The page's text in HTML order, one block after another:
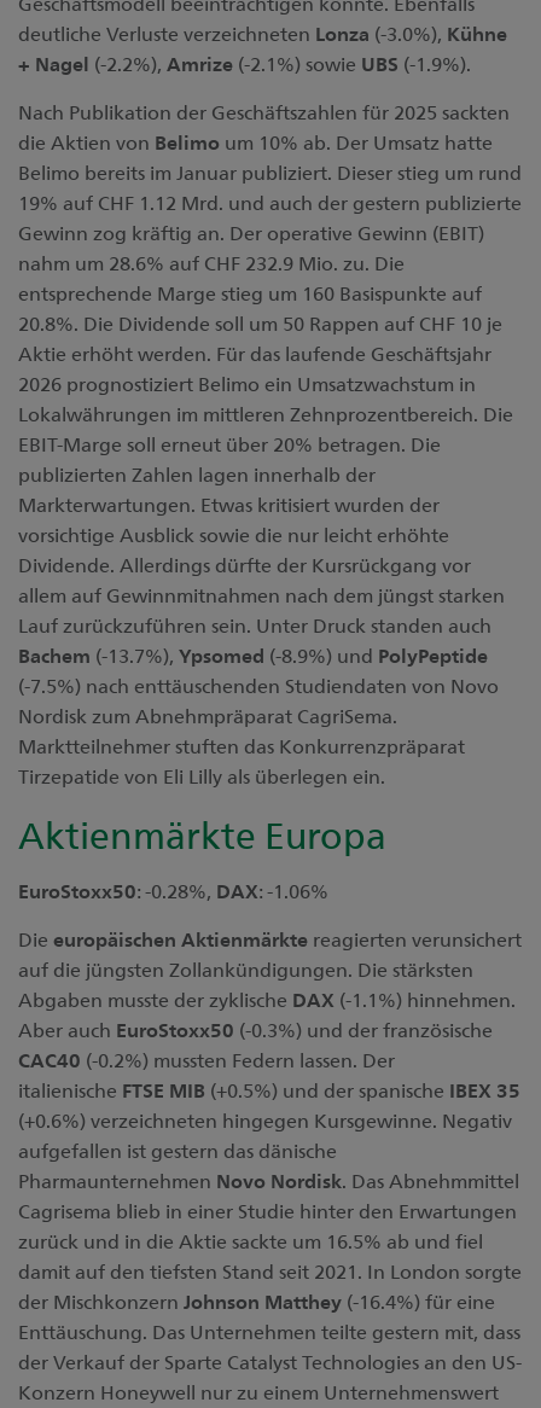
deutliche Verluste verzeichneten Lonza (-3.0%), Kühne
+ Nagel (-2.2%), Amrize (-2.1%) sowie UBS (-1.9%).
Nach Publikation der Geschäftszahlen für 2025 sackten
die Aktien von Belimo um 10% ab. Der Umsatz hatte
Belimo bereits im Januar publiziert. Dieser stieg um rund
19% auf CHF 1.12 Mrd. und auch der gestern publizierte
Gewinn zog kräftig an. Der operative Gewinn (EBIT)
nahm um 28.6% auf CHF 232.9 Mio. zu. Die
entsprechende Marge stieg um 160 Basispunkte auf
20.8%. Die Dividende soll um 50 Rappen auf CHF 10 je
Aktie erhöht werden. Für das laufende Geschäftsjahr
2026 prognostiziert Belimo ein Umsatzwachstum in
Lokalwährungen im mittleren Zehnprozentbereich. Die
EBIT-Marge soll erneut über 20% betragen. Die
publizierten Zahlen lagen innerhalb der
Markterwartungen. Etwas kritisiert wurden der
vorsichtige Ausblick sowie die nur leicht erhöhte
Dividende. Allerdings dürfte der Kursrückgang vor
allem auf Gewinnmitnahmen nach dem jüngst starken
Lauf zurückzuführen sein. Unter Druck standen auch
Bachem (-13.7%), Ypsomed (-8.9%) und PolyPeptide
(-7.5%) nach enttäuschenden Studiendaten von Novo
Nordisk zum Abnehmpräparat CagriSema.
Marktteilnehmer stuften das Konkurrenzpräparat
Tirzepatide von Eli Lilly als überlegen ein.
Aktienmärkte Europa
EuroStoxx50: -0.28%, DAX: -1.06%
Die europäischen Aktienmärkte reagierten verunsichert
auf die jüngsten Zollankündigungen. Die stärksten
Abgaben musste der zyklische DAX (-1.1%) hinnehmen.
Aber auch EuroStoxx50 (-0.3%) und der französische
CAC40 (-0.2%) mussten Federn lassen. Der
italienische FTSE MIB (+0.5%) und der spanische IBEX 35
(+0.6%) verzeichneten hingegen Kursgewinne. Negativ
aufgefallen ist gestern das dänische
Pharmaunternehmen Novo Nordisk. Das Abnehmmittel
Cagrisema blieb in einer Studie hinter den Erwartungen
zurück und in die Aktie sackte um 16.5% ab und fiel
damit auf den tiefsten Stand seit 2021. In London sorgte
der Mischkonzern Johnson Matthey (-16.4%) für eine
Enttäuschung. Das Unternehmen teilte gestern mit, dass
der Verkauf der Sparte Catalyst Technologies an den US-
Konzern Honeywell nur zu einem Unternehmenswert